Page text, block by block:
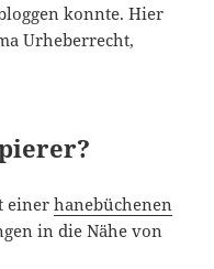
konnte. Hier
Urheberrecht,
einerhanebüchenen
in die Nähe von